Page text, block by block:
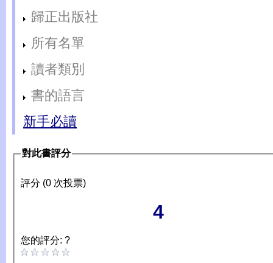
歸正出版社
所有名單
讀者類別
書的語言
新手必讀
對此書評分
評分 (0 次投票)
4
您的評分: ?